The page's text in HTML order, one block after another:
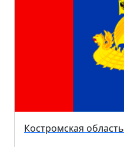
Костромская область